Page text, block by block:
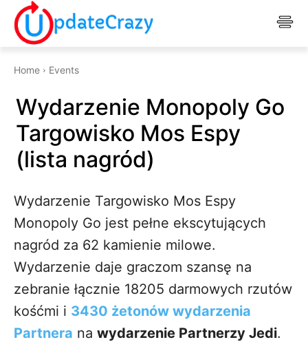
Home Events
Wydarzenie Monopoly Go
Targowisko Mos Espy
(lista nagród)
Wydarzenie Targowisko Mos Espy
Monopoly Go jest pełne ekscytujących
nagród za 62 kamienie milowe.
Wydarzenie daje graczom szansę na
zebranie łącznie 18205 darmowych rzutów
kośćmi i 3430 żetonów wydarzenia
Partnera na wydarzenie Partnerzy Jedi.